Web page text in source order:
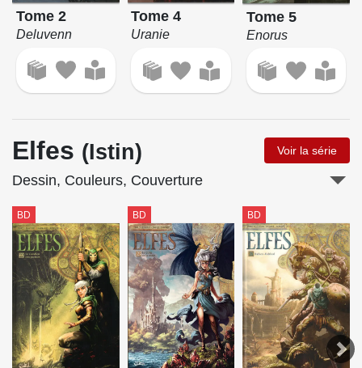
Tome 2
Deluvenn
Tome 4
Uranie
Tome 5
Enorus
Elfes (Istin) Voir la série
Dessin, Couleurs, Couverture
BD BD BD